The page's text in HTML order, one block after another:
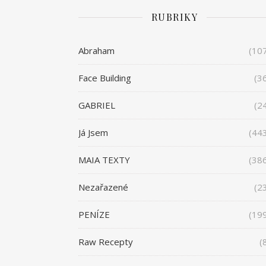
RUBRIKY
Abraham
Face Building
GABRIEL
Já Jsem
MAIA TEXTY
Nezařazené
PENÍZE
Raw Recepty